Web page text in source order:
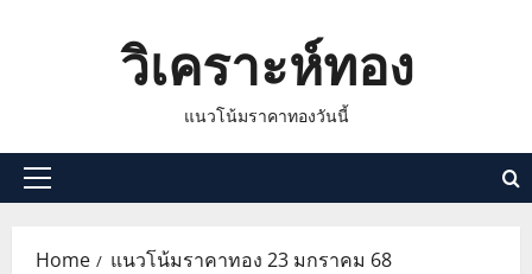
วิเคราะห์ทอง
แนวโน้มราคาทองวันนี้
Primary
Home แนวโน้มราคาทอง 23 มกราคม 68